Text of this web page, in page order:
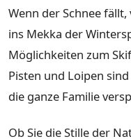
Wenn der Schnee
ins Mekka der
Möglichkeiten zum
Pisten und Loipen
die ganze Familie
Ob Sie die Stille der